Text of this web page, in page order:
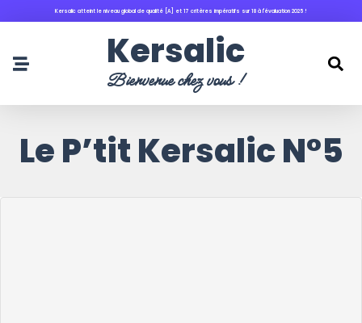
principalKersalic atteint le niveau global de qualité [A] et 17 critères impératifs sur 18 à l'évaluation 2025 !
Kersalic
Bienvenue chez vous !
Le P’tit Kersalic N°5